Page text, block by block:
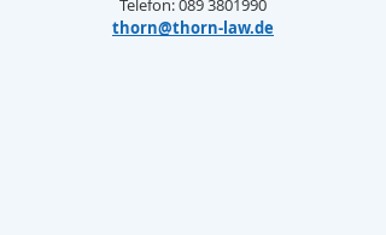
thorn@thorn-law.de